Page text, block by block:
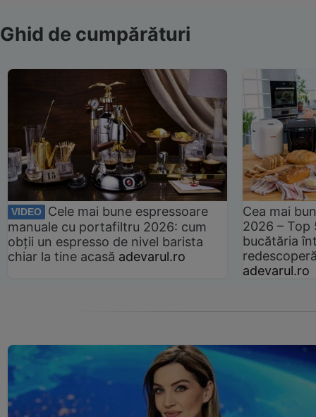
Ghid de cumpărături
VIDEO
Cele mai bune espressoare
manuale cu portafiltru 2026: cum
obții un espresso de nivel barista
chiar la tine acasă adevarul.ro
Cea mai
2026 –
bucătăria
adevarul.ro